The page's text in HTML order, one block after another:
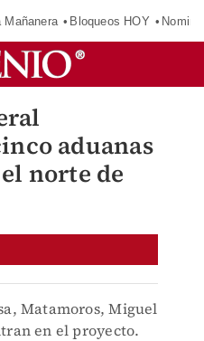
Mañanera Bloqueos HOY
aduanas
norte de
Matamoros, Miguel
en el proyecto.